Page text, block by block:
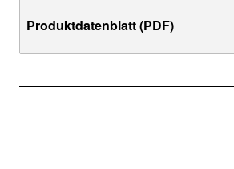
Produktdatenblatt (PDF)